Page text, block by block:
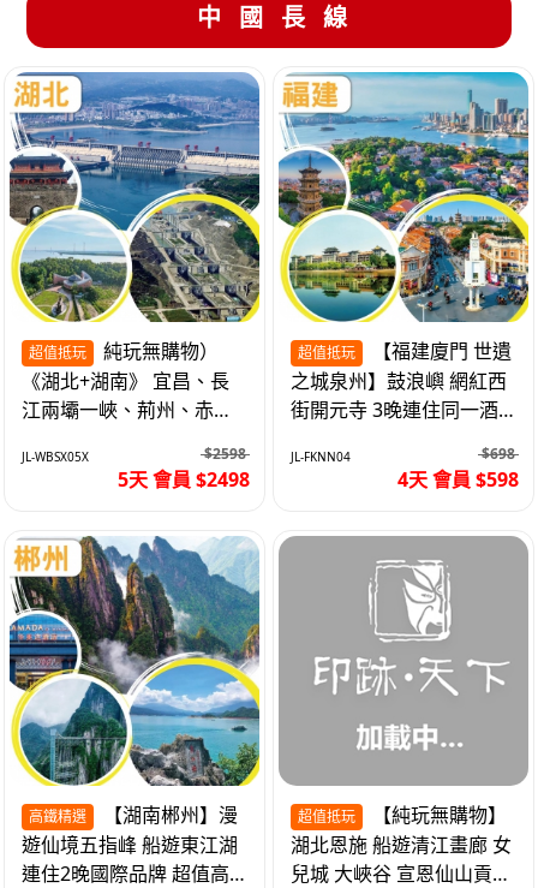
中國長線
超值抵玩
《湖北+湖南》 宜昌、長
江兩壩一峽、荊州、赤
天
JL-WBSX05X $2598
5天 會員 $2498
超值抵玩
之城泉州】鼓浪嶼 網紅西
街開元寺 3晚連住同一酒
JL-FKNN04 $698
4天 會員 $598
高鐵精選
遊仙境五指峰 船遊東江湖
連住2晚國際品牌 超值高
超值抵玩
湖北恩施 船遊清江畫廊 女
兒城 大峽谷 宣恩仙山貢水